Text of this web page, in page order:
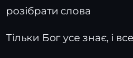
розібрати слова
Тільки Бог усе знає, і